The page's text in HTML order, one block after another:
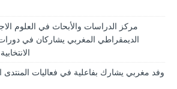
مركز الدراسات والأبحاث في العلوم
الديمقراطي المغربي يشاركان في